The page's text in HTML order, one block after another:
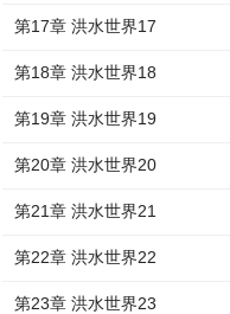
第17章 洪水世界17
第18章 洪水世界18
第19章 洪水世界19
第20章 洪水世界20
第21章 洪水世界21
第22章 洪水世界22
第23章 洪水世界23